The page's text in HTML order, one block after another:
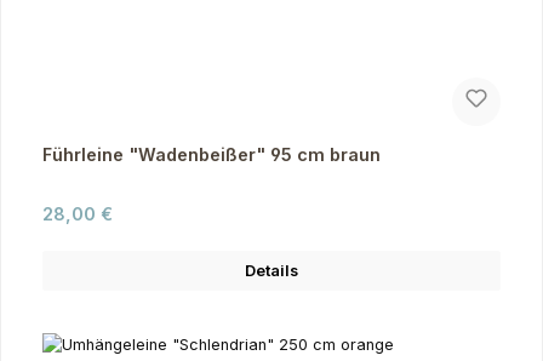
Führleine "Wadenbeißer" 95 cm braun
Regulärer Preis:
28,00 €
Details